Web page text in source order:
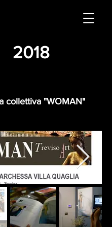
2018
collettiva "WOMAN"